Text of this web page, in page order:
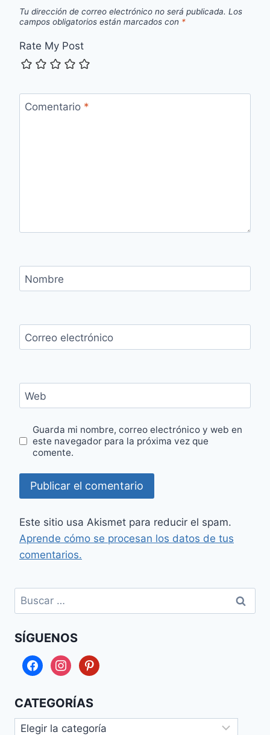
Tu dirección de correo electrónico no será publicada. Los
campos obligatorios están marcados con *
Rate My Post
Comentario *
Nombre
Correo electrónico
Web
Guarda mi nombre, correo electrónico y web en
este navegador para la próxima vez que
comente.
Este sitio usa Akismet para reducir el spam.
Aprende cómo se procesan los datos de tus
comentarios.
Buscar:
SÍGUENOS
facebookinstagrampinterest
CATEGORÍAS
Categorías